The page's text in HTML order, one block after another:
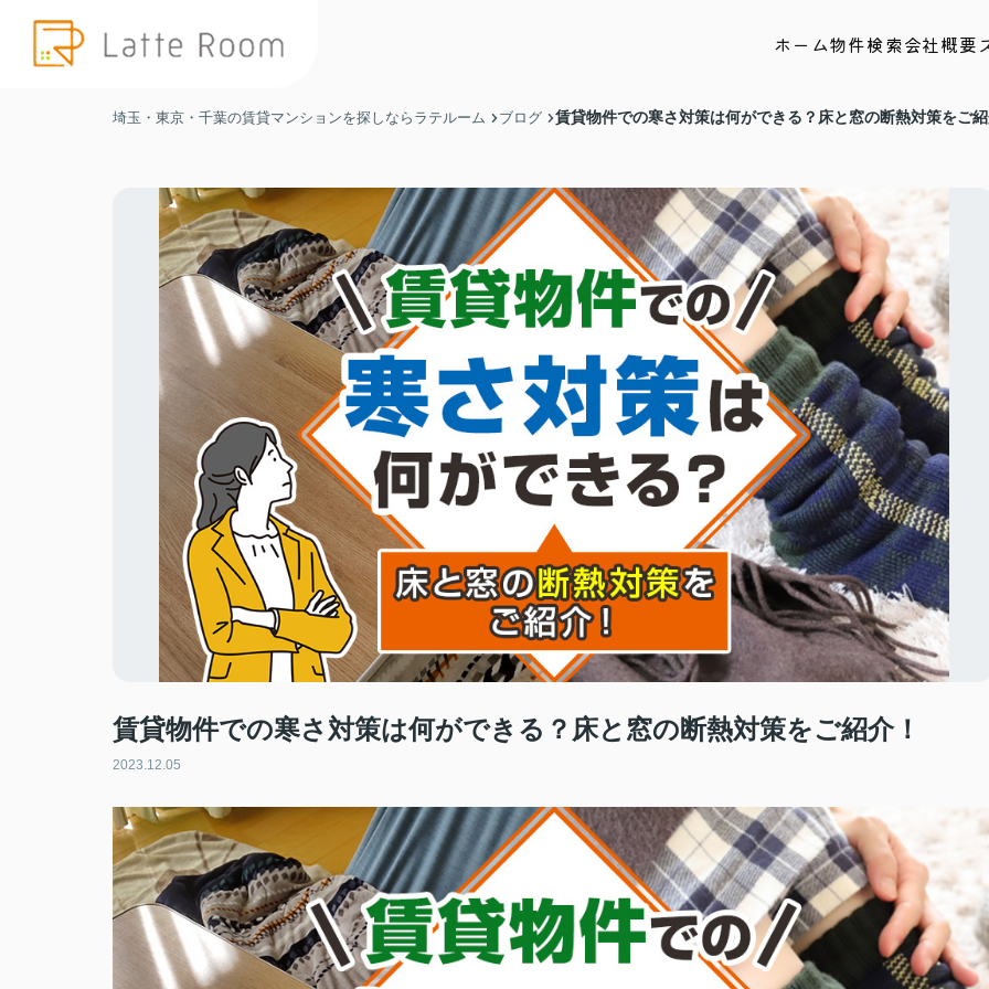
ホーム物件検索会社概要
埼玉・東京・千葉の賃貸マンションを探しならラテルーム ブログ 賃貸物件での寒さ対策は何ができる？床と窓の断熱対策をご
賃貸物件での寒さ対策は何ができる？床と窓の断熱対策をご紹介！
2023.12.05